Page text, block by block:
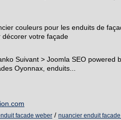
couleurs pour les enduits de
décorer votre façade
Suivant > Joomla SEO powered
Oyonnax, enduits...
facade weber / nuancier enduit